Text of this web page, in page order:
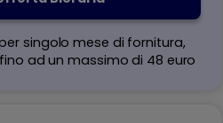
singolo mese di fornitura,
ad un massimo di 48 euro